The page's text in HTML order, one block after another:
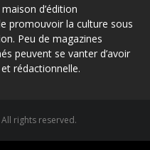
d’édition
promouvoir la culture sous
Peu de magazines
peuvent se vanter d’avoir
rédactionnelle.
rights reserved.